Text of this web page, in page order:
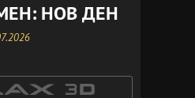
НОВ ДЕН